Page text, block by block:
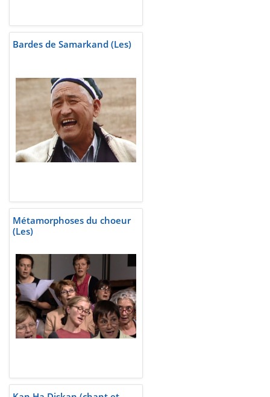
Bardes de Samarkand (Les)
Métamorphoses du choeur
(Les)